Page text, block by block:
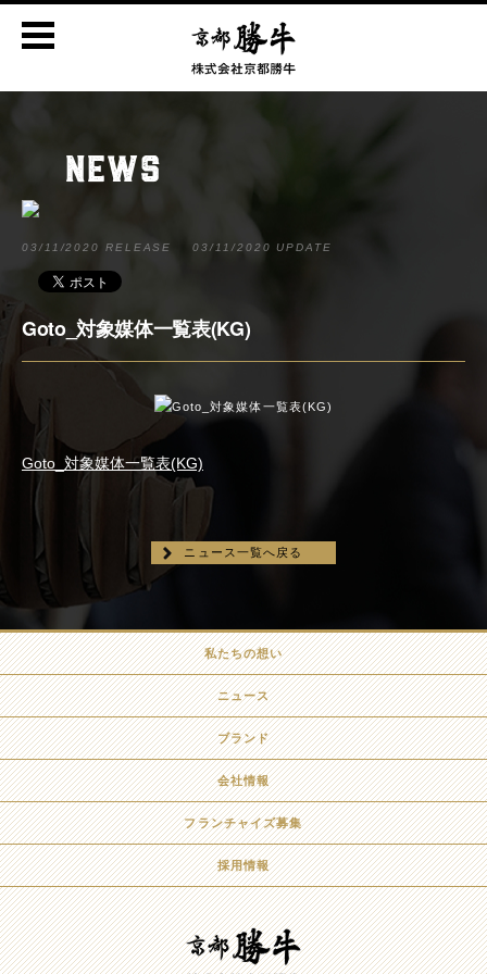
NEWS
03/11/2020 RELEASE 03/11/2020 UPDATE
Goto_対象媒体一覧表(KG)
Goto_対象媒体一覧表(KG)
ニュース一覧へ戻る
私たちの想い
ニュース
ブランド
会社情報
フランチャイズ募集
採用情報